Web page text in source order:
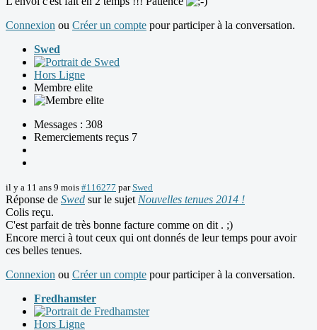
Connexion ou Créer un compte pour participer à la conversation.
Swed
Hors Ligne
Membre elite
Messages : 308
Remerciements reçus 7
il y a 11 ans 9 mois #116277 parSwed
Réponse de Swed sur le sujet Nouvelles tenues 2014 !
Colis reçu.
C'est parfait de très bonne facture comme on dit . ;)
Encore merci à tout ceux qui ont donnés de leur temps pour avoir
ces belles tenues.
Connexion ou Créer un compte pour participer à la conversation.
Fredhamster
Hors Ligne